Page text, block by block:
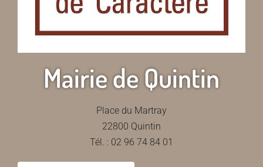
Mairie de Quintin
Place du Martray
22800 Quintin
Tél. : 02 96 74 84 01